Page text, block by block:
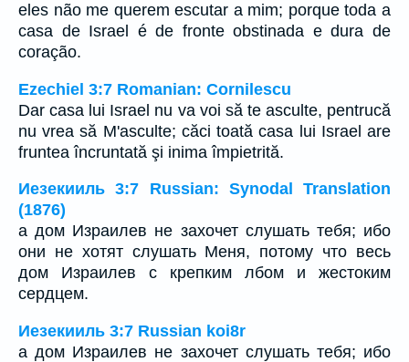
eles não me querem escutar a mim; porque toda a
casa de Israel é de fronte obstinada e dura de
coração.
Ezechiel 3:7 Romanian: Cornilescu
Dar casa lui Israel nu va voi să te asculte, pentrucă
nu vrea să M'asculte; căci toată casa lui Israel are
fruntea încruntată şi inima împietrită.
Иезекииль 3:7 Russian: Synodal Translation
(1876)
а дом Израилев не захочет слушать тебя; ибо
они не хотят слушать Меня, потому что весь
дом Израилев с крепким лбом и жестоким
сердцем.
Иезекииль 3:7 Russian koi8r
а дом Израилев не захочет слушать тебя; ибо